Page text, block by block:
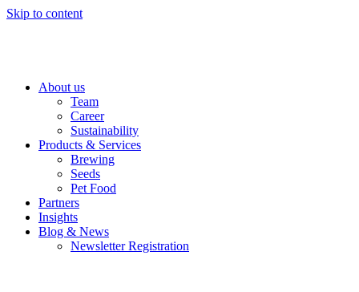
Skip to content
About us
Team
Career
Sustainability
Products & Services
Brewing
Seeds
Pet Food
Partners
Insights
Blog & News
Newsletter Registration